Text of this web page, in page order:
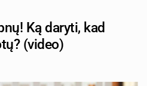
Ką daryti, kad
(video)